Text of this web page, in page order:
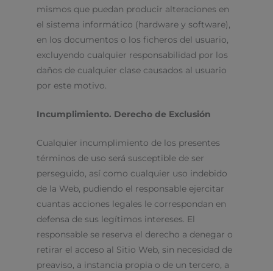
mismos que puedan producir alteraciones en
el sistema informático (hardware y software),
en los documentos o los ficheros del usuario,
excluyendo cualquier responsabilidad por los
daños de cualquier clase causados al usuario
por este motivo.
Incumplimiento. Derecho de Exclusión
Cualquier incumplimiento de los presentes
términos de uso será susceptible de ser
perseguido, así como cualquier uso indebido
de la Web, pudiendo el responsable ejercitar
cuantas acciones legales le correspondan en
defensa de sus legítimos intereses. El
responsable se reserva el derecho a denegar o
retirar el acceso al Sitio Web, sin necesidad de
preaviso, a instancia propia o de un tercero, a